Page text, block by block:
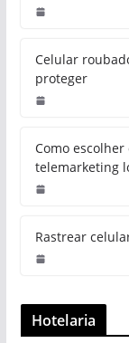
Celular
proteger
Como
telemarketing
Rastrear
Hotelaria